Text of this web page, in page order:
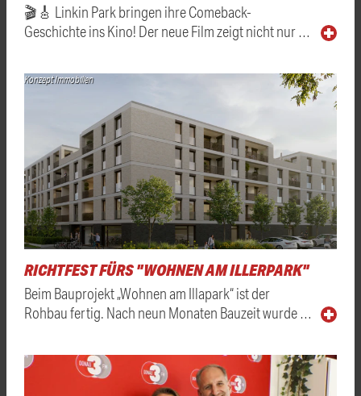
🎬🎸 Linkin Park bringen ihre Comeback-
Geschichte ins Kino! Der neue Film zeigt nicht nur …
Konzept Immobilien
RICHTFEST FÜRS "WOHNEN AM ILLERPARK"
Beim Bauprojekt „Wohnen am Illapark“ ist der
Rohbau fertig. Nach neun Monaten Bauzeit wurde …